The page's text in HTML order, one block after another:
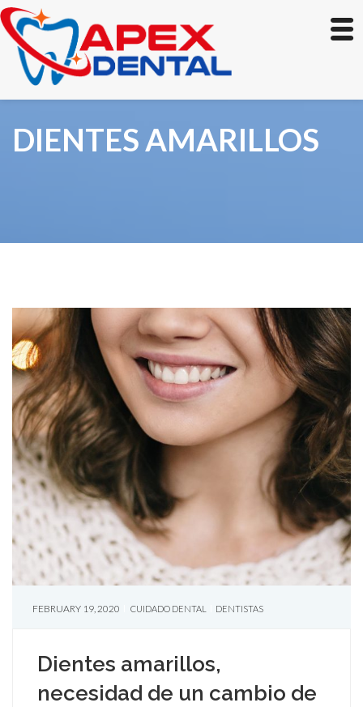
DIENTES AMARILLOS
FEBRUARY 19, 2020 CUIDADO DENTAL DENTISTAS
Dientes amarillos,
necesidad de un cambio de